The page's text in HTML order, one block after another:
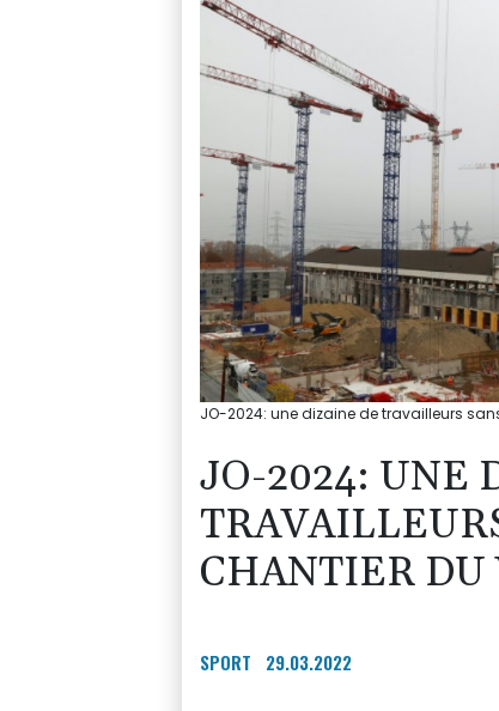
JO-2024: une dizaine de travailleurs
JO-2024: UNE
CHANTIER DU
SPORT 29.03.2022